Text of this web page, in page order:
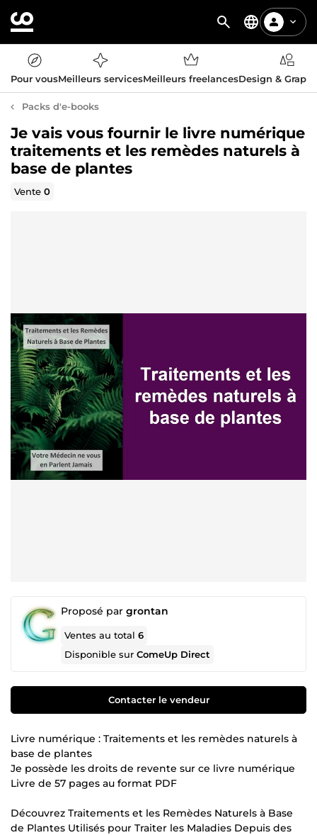
Pour vousMeilleurs servicesMeilleurs freelancesDesign &
Packs d'e-books
Je vais vous fournir le livre numérique
traitements et les remèdes naturels à
base de plantes
Vente0
Proposé par grontan
Ventes au total6
Disponible surComeUp Direct
Contacter le vendeur
Livre numérique : Traitements et les remèdes naturels à
base de plantes
Je possède les droits de revente sur ce livre numérique
Livre de 57 pages au format PDF
Découvrez Traitements et les Remèdes Naturels à Base
de Plantes Utilisés pour Traiter les Maladies Depuis des